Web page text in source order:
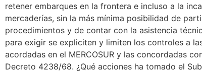
retener embarques en la frontera e incluso a la
mercaderías, sin la más mínima posibilidad de
procedimientos y de contar con la asistencia
para exigir se expliciten y limiten los controles a
acordadas en el MERCOSUR y las concordadas
Decreto 4238/68. ¿Qué acciones ha tomado el